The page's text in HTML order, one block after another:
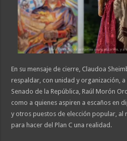
En su mensaje de cierre, Claudoa
respaldar, con unidad y organización,
Senado de la República, Raúl Morón
como a quienes aspiren a escaños en
y otros puestos de elección popular, al
para hacer del Plan C una realidad.